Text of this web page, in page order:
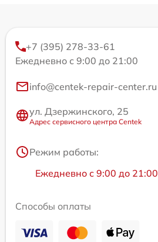
+7 (395) 278-33-61
Ежедневно с 9:00 до 21:00
info@centek-repair-center.ru
ул. Дзержинского, 25
Адрес сервисного центра Centek
Режим работы:
Ежедневно с 9:00 до 21:00
Способы оплаты